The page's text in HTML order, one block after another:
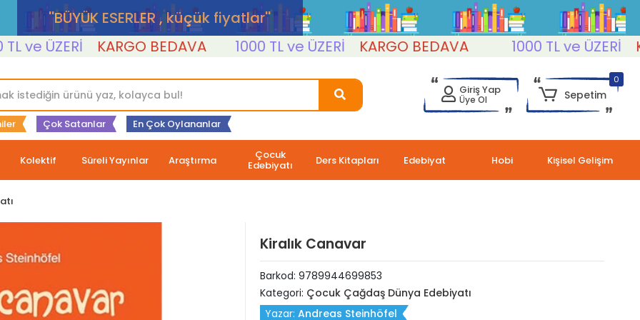
''BÜYÜK ESERLER , küçük fiyatlar''
ÜZERİ KARGO BEDAVA 1000 TL ve ÜZERİ KARGO BEDAVA 1000 TL ve ÜZERİ
Çok Satanlar En Çok Oylananlar
Giriş Yap
Üye Ol
0
Sepetim
Kolektif Süreli Yayınlar Araştırma Çocuk
Edebiyatı Ders Kitapları Edebiyat Hobi Kişisel Gelişim
Kiralık Canavar
Barkod: 9789944699853
Kategori: Çocuk Çağdaş Dünya Edebiyatı
Yazar: Andreas Steinhöfel